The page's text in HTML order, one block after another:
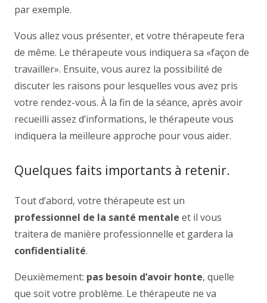
par exemple.
Vous allez vous présenter, et votre thérapeute fera
de même. Le thérapeute vous indiquera sa «façon de
travailler». Ensuite, vous aurez la possibilité de
discuter les raisons pour lesquelles vous avez pris
votre rendez-vous. À la fin de la séance, après avoir
recueilli assez d’informations, le thérapeute vous
indiquera la meilleure approche pour vous aider.
Quelques faits importants à retenir.
Tout d’abord, votre thérapeute est un
professionnel de la santé mentale et il vous
traitera de manière professionnelle et gardera la
confidentialité.
Deuxièmement: pas besoin d’avoir honte, quelle
que soit votre problème. Le thérapeute ne va